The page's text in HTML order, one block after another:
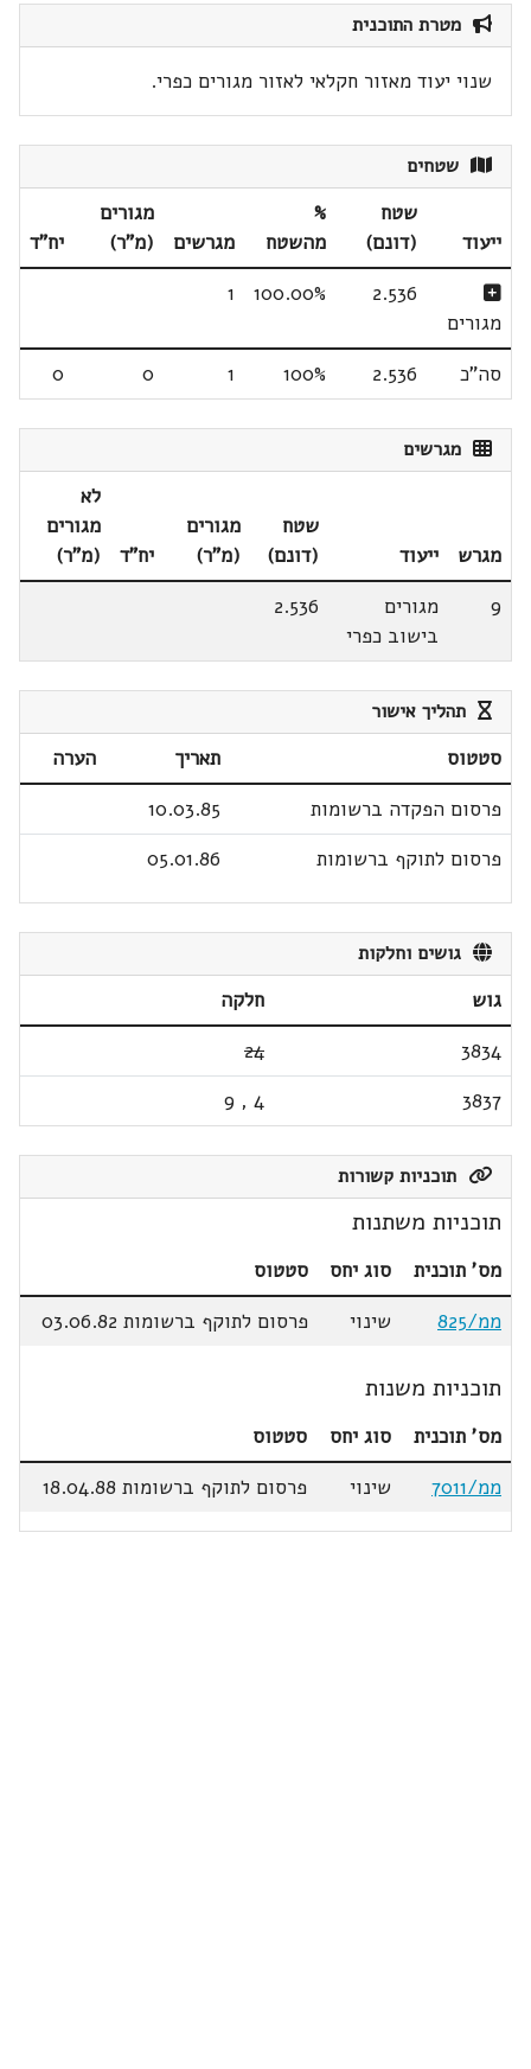
מטרת התוכנית
שנוי יעוד מאזור חקלאי לאזור מגורים כפרי.
שטחים
ייעוד
שטח
(דונם)
%
מהשטח
מגרשים
מגורים
(מ"ר)
יח"ד
מגורים
2.536
100.00%
1
סה"כ 2.536
100%
1
0
0
מגרשים
מגרש ייעוד
שטח
(דונם)
מגורים
(מ"ר)
יח"ד
לא
מגורים
(מ"ר)
9
מגורים
בישוב כפרי
2.536
תהליך אישור
סטטוס תאריך
הערה
פרסום הפקדה ברשומות
10.03.85
פרסום לתוקף ברשומות
05.01.86
גושים וחלקות
גוש
חלקה
3834
24
3837
4
,
9
תוכניות קשורות
תוכניות משתנות
מס' תוכנית סוג יחס
סטטוס
ממ/825
שינוי פרסום לתוקף ברשומות 03.06.82
תוכניות משנות
מס' תוכנית סוג יחס
סטטוס
ממ/7011
שינוי פרסום לתוקף ברשומות 18.04.88